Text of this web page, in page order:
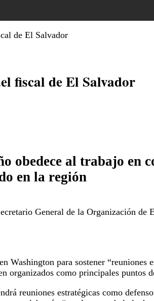
de El Salvador
fiscal de El Salvador
obedece al trabajo en
en la región
General de la Organización
Washington para sostener
como principales puntos
reuniones estratégicas como